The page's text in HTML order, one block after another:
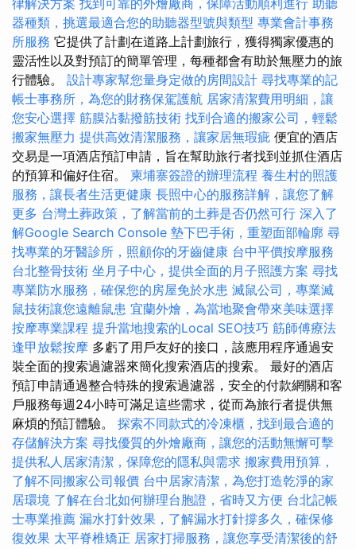
律解決方案 找到可靠的外燴廠商，保障活動順利進行 助聽
器種類，挑選最適合您的助聽器型號與類型 專業會計事務
所服務 它提供了計劃在道路上計劃旅行，獲得獨家優惠的
靈活性以及對預訂的簡單管理，每種都會有助於無壓力的旅
行體驗。 設計專家幫您量身定做的房間設計 尋找專業的記
帳士事務所，為您的財務保駕護航 居家清潔費用明細，讓
您安心選擇 筋膜沾黏撥筋技術 找到合適的搬家公司，輕鬆
搬家無壓力 提供高效清潔服務，讓家居無瑕疵 便宜的酒店
交易是一項酒店預訂申請，旨在幫助旅行者找到並抓住酒店
的預算和偏好住宿。 柬埔寨簽證的辦理流程 養生村的照護
服務，讓長者生活更健康 長照中心的服務詳解，讓您了解
更多 台灣土葬政策，了解當前的土葬是否仍然可行 深入了
解Google Search Console 墊下巴手術，重塑面部輪廓 尋
找專業的牙醫診所，照顧你的牙齒健康 台中平價按摩服務
台北整骨技術 坐月子中心，提供全面的月子照護方案 尋找
專業防水服務，確保您的房屋免於水患 滅鼠公司，專業滅
鼠技術讓您遠離鼠患 宜蘭外燴，為當地聚會帶來美味選擇
按摩專業課程 提升當地搜索的Local SEO技巧 筋師傅療法
逢甲放鬆按摩 多虧了用戶友好的接口，該應用程序通過安
裝全面的搜索過濾器來簡化搜索酒店的搜索。 最好的酒店
預訂申請通過整合特殊的搜索過濾器，安全的付款網關和客
戶服務每週24小時可滿足這些需求，從而為旅行者提供無
麻煩的預訂體驗。 探索不同款式的冷凍櫃，找到最合適的
存儲解決方案 尋找優質的外燴廠商，讓您的活動無懈可擊
提供私人居家清潔，保障您的隱私與需求 搬家費用預算，
了解不同搬家公司報價 台中居家清潔，為您打造乾淨的家
居環境 了解在台北如何辦理台胞證，省時又方便 台北記帳
士專業推薦 漏水打針效果，了解漏水打針撐多久，確保修
復效果 太平脊椎矯正 居家打掃服務，讓您享受清潔後的舒